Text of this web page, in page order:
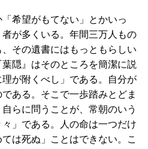
希望がもてない」とかいっ
が多くいる。年間三万人もの
その遺書にはもっともらしい
隠』はそのところを簡潔に説
が附くべし」である。自分が
ある。そこで一歩踏みとどま
らに問うことが、常朝のいう
々」である。人の命は一つだけ
は死ぬ」ことはできない。こ